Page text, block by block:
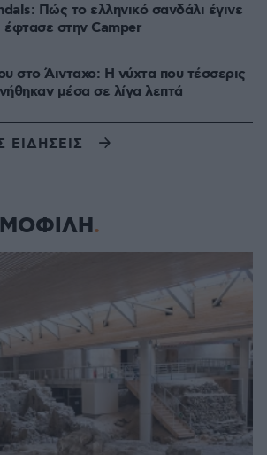
Πώς το ελληνικό σανδάλι έγινε
έφτασε στην Camper
στο Άινταχο: Η νύχτα που τέσσερις
μέσα σε λίγα λεπτά
ΕΙΔΗΣΕΙΣ